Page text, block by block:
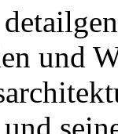
und
und